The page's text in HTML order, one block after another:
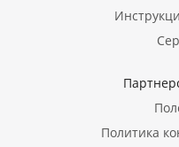
Политика